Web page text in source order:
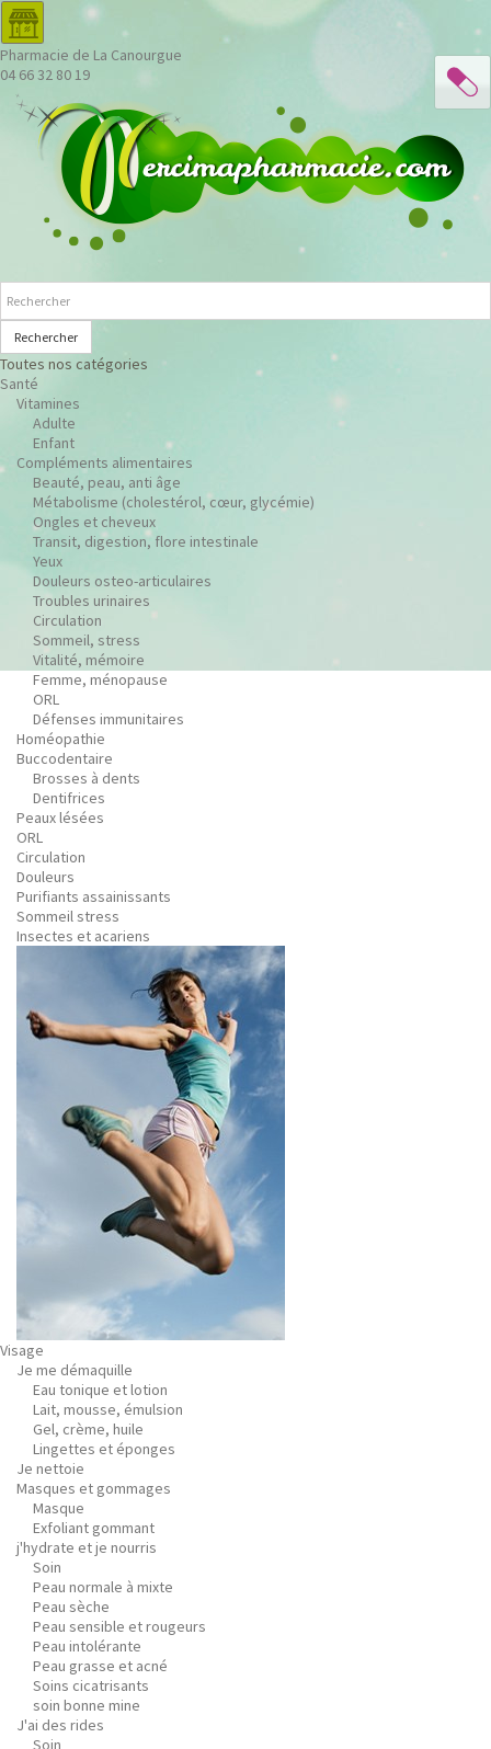
Pharmacie de La Canourgue
04 66 32 80 19
Rechercher
Toutes nos catégories
Santé
Vitamines
Adulte
Enfant
Compléments alimentaires
Beauté, peau, anti âge
Métabolisme (cholestérol, cœur, glycémie)
Ongles et cheveux
Transit, digestion, flore intestinale
Yeux
Douleurs osteo-articulaires
Troubles urinaires
Circulation
Sommeil, stress
Vitalité, mémoire
Femme, ménopause
ORL
Défenses immunitaires
Homéopathie
Buccodentaire
Brosses à dents
Dentifrices
Peaux lésées
ORL
Circulation
Douleurs
Purifiants assainissants
Sommeil stress
Insectes et acariens
Visage
Je me démaquille
Eau tonique et lotion
Lait, mousse, émulsion
Gel, crème, huile
Lingettes et éponges
Je nettoie
Masques et gommages
Masque
Exfoliant gommant
j'hydrate et je nourris
Soin
Peau normale à mixte
Peau sèche
Peau sensible et rougeurs
Peau intolérante
Peau grasse et acné
Soins cicatrisants
soin bonne mine
J'ai des rides
Soin